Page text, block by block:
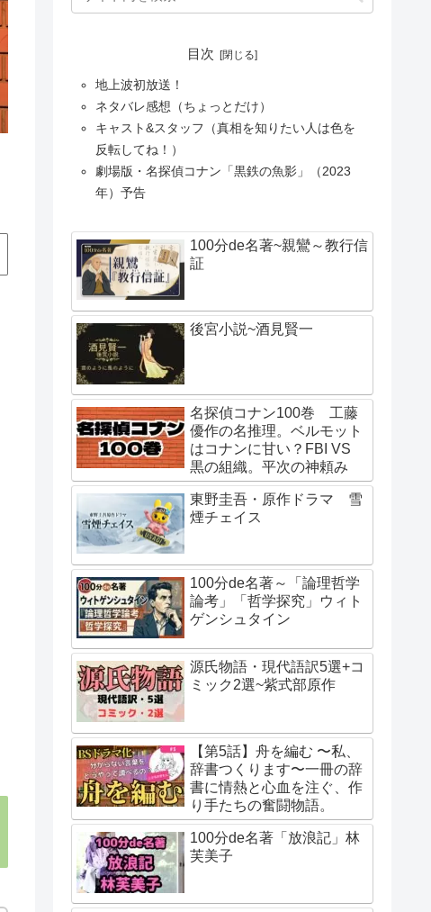
目次
地上波初放送！
ネタバレ感想（ちょっとだけ）
キャスト&スタッフ（真相を知りたい人は色を
反転してね！）
劇場版・名探偵コナン「黒鉄の魚影」（2023
年）予告
100分de名著~親鸞～教行信
証
後宮小説~酒見賢一
名探偵コナン100巻 工藤
優作の名推理。ベルモット
はコナンに甘い？FBI VS
黒の組織。平次の神頼み
東野圭吾・原作ドラマ 雪
煙チェイス
100分de名著～「論理哲学
論考」「哲学探究」ウィト
ゲンシュタイン
源氏物語・現代語訳5選+コ
ミック2選~紫式部原作
【第5話】舟を編む 〜私、
辞書つくります〜一冊の辞
書に情熱と心血を注ぐ、作
り手たちの奮闘物語。
100分de名著「放浪記」林
芙美子